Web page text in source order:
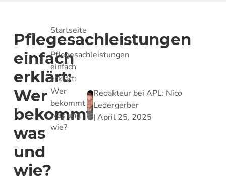
Pflegesachleistungen
einfach
erklärt:
Wer
bekommt
was
und
wie?
Startseite
»
Pflegesachleistungen
einfach
erklärt:
Wer
bekommt
was und
wie?
Redakteur bei APL: Nico
Ledergerber
| April 25, 2025